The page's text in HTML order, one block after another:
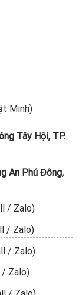
Minh)
Tây Hội, TP.
An Phú Đông,
/ Zalo)
/ Zalo)
/ Zalo)
/ Zalo)